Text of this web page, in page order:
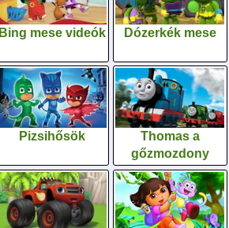
Bing mese videók Dózerkék mese
Pizsihősök
Thomas a
gőzmozdony